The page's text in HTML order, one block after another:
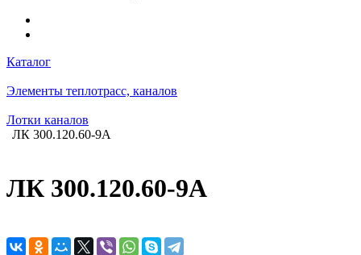
Каталог
Элементы теплотрасс, каналов
Лотки каналов
ЛК 300.120.60-9A
ЛК 300.120.60-9A